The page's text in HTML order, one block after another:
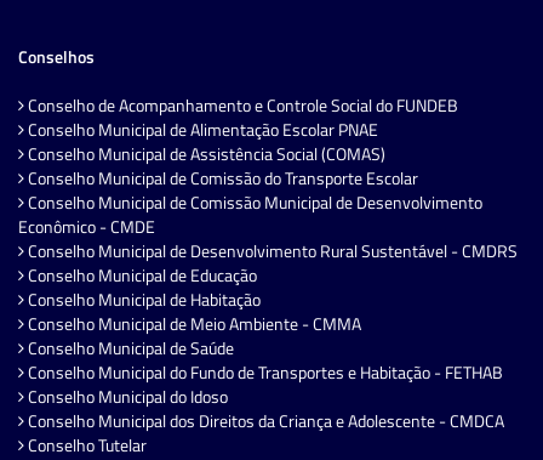
Conselhos
Conselho de Acompanhamento e Controle Social do FUNDEB
Conselho Municipal de Alimentação Escolar PNAE
Conselho Municipal de Assistência Social (COMAS)
Conselho Municipal de Comissão do Transporte Escolar
Conselho Municipal de Comissão Municipal de Desenvolvimento
Econômico - CMDE
Conselho Municipal de Desenvolvimento Rural Sustentável - CMDRS
Conselho Municipal de Educação
Conselho Municipal de Habitação
Conselho Municipal de Meio Ambiente - CMMA
Conselho Municipal de Saúde
Conselho Municipal do Fundo de Transportes e Habitação - FETHAB
Conselho Municipal do Idoso
Conselho Municipal dos Direitos da Criança e Adolescente - CMDCA
Conselho Tutelar